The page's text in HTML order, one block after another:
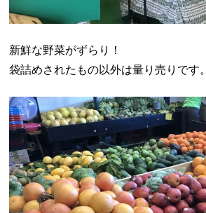
新鮮な野菜がずらり！
袋詰めされたもの以外は量り売りです。